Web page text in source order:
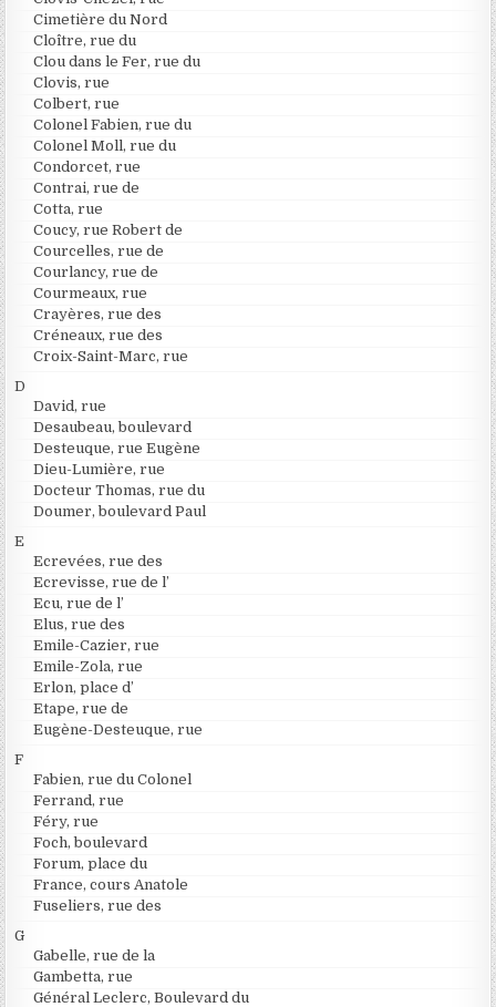
Cimetière du Nord
Cloître, rue du
Clou dans le Fer, rue du
Clovis, rue
Colbert, rue
Colonel Fabien, rue du
Colonel Moll, rue du
Condorcet, rue
Contrai, rue de
Cotta, rue
Coucy, rue Robert de
Courcelles, rue de
Courlancy, rue de
Courmeaux, rue
Crayères, rue des
Créneaux, rue des
Croix-Saint-Marc, rue
D
David, rue
Desaubeau, boulevard
Desteuque, rue Eugène
Dieu-Lumière, rue
Docteur Thomas, rue du
Doumer, boulevard Paul
E
Ecrevées, rue des
Ecrevisse, rue de l’
Ecu, rue de l’
Elus, rue des
Emile-Cazier, rue
Emile-Zola, rue
Erlon, place d’
Etape, rue de
Eugène-Desteuque, rue
F
Fabien, rue du Colonel
Ferrand, rue
Féry, rue
Foch, boulevard
Forum, place du
France, cours Anatole
Fuseliers, rue des
G
Gabelle, rue de la
Gambetta, rue
Général Leclerc, Boulevard du